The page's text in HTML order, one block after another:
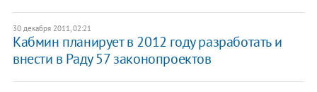
30 декабря 2011, 02:21
​Кабмин планирует в 2012 году разработать и
внести в Раду 57 законопроектов